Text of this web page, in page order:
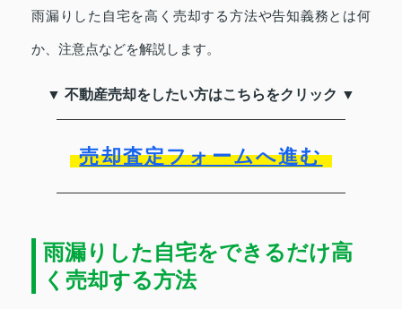
雨漏りした自宅を高く売却する方法や告知義務とは何
か、注意点などを解説します。
▼ 不動産売却をしたい方はこちらをクリック ▼
売却査定フォームへ進む
雨漏りした自宅をできるだけ高
く売却する方法